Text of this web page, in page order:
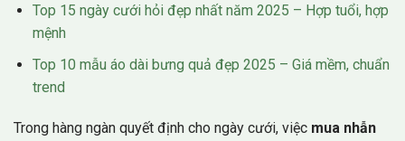
Top 15 ngày cưới hỏi đẹp nhất năm 2025 – Hợp tuổi, hợp
mệnh
Top 10 mẫu áo dài bưng quả đẹp 2025 – Giá mềm, chuẩn
trend
Trong hàng ngàn quyết định cho ngày cưới, việc mua nhẫn